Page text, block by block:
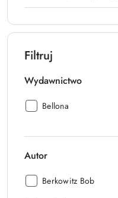
Filtruj
Wydawnictwo
Wydawnictwo:
Bellona
Autor
Autor:
Berkowitz Bob